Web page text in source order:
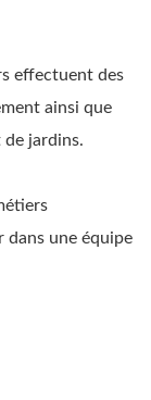
effectuent des
ainsi que
de jardins.
dans une équipe